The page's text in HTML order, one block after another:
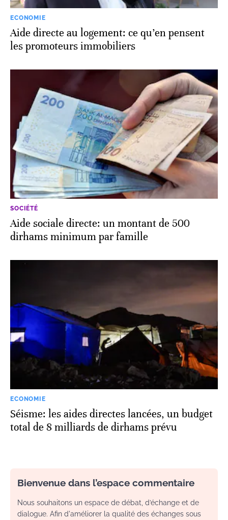
ECONOMIE
Aide directe au logement: ce qu’en pensent
les promoteurs immobiliers
SOCIÉTÉ
Aide sociale directe: un montant de 500
dirhams minimum par famille
ECONOMIE
Séisme: les aides directes lancées, un budget
total de 8 milliards de dirhams prévu
Bienvenue dans l’espace commentaire
Nous souhaitons un espace de débat, d’échange et de
dialogue. Afin d'améliorer la qualité des échanges sous